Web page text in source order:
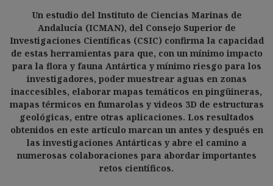
Un estudio del Instituto de Ciencias Marinas de
Andalucía (ICMAN), del Consejo Superior de
Investigaciones Científicas (CSIC) confirma la capacidad
de estas herramientas para que, con un mínimo impacto
para la flora y fauna Antártica y mínimo riesgo para los
investigadores, poder muestrear aguas en zonas
inaccesibles, elaborar mapas temáticos en pingüineras,
mapas térmicos en fumarolas y videos 3D de estructuras
geológicas, entre otras aplicaciones. Los resultados
obtenidos en este artículo marcan un antes y después en
las investigaciones Antárticas y abre el camino a
numerosas colaboraciones para abordar importantes
retos científicos.